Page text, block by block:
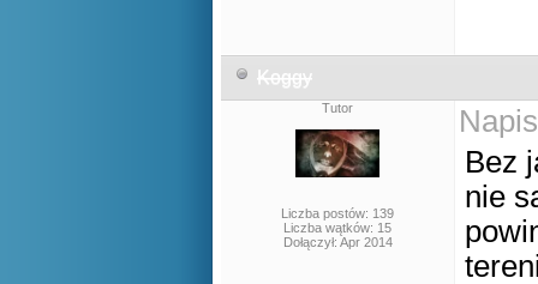
Koggy
Tutor
Liczba postów: 139
Liczba wątków: 15
Dołączył: Apr 2014
Bez
nie